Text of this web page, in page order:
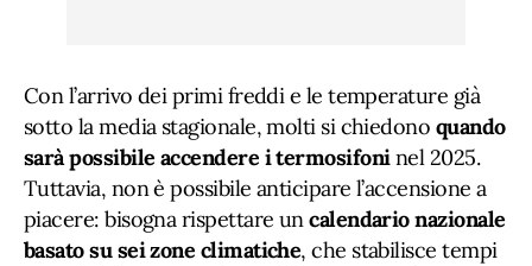
Con l’arrivo dei primi freddi e le temperature già
sotto la media stagionale, molti si chiedono quando
sarà possibile accendere i termosifoninel 2025.
Tuttavia, non è possibile anticipare l’accensione a
piacere: bisogna rispettare uncalendario nazionale
basato su sei zone climatiche, che stabilisce tempi